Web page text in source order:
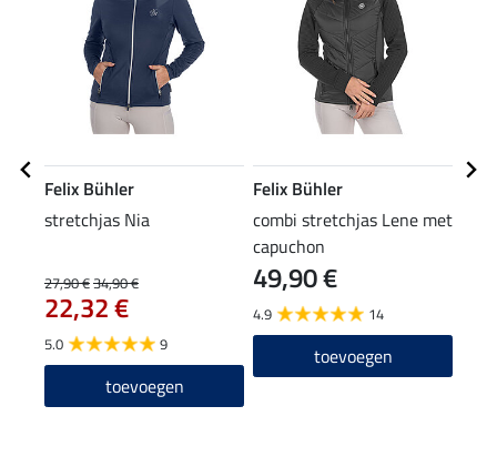
Felix Bühler
stretchjas Nia
27,90 €34,90 €
22,32 €
5.0 9
toevoegen
Felix Bühler
combi stretchjas Lene met
capuchon
49,90 €
4.9 14
toevoegen